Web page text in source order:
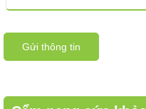
Gửi thông tin